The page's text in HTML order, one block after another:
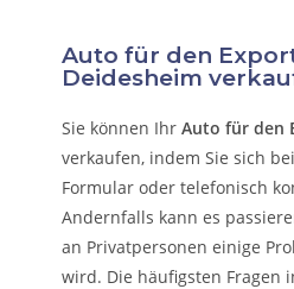
Auto für den
Deidesheim
Sie können IhrAuto für den
verkaufen, indem Sie sich
Formular oder telefonisch
Andernfalls kann es
an Privatpersonen einige
wird. Die häufigsten Fragen